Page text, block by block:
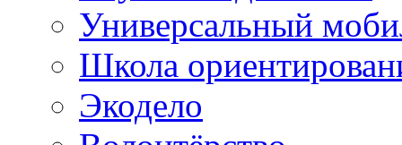
Универсальный
Школа
Экодело